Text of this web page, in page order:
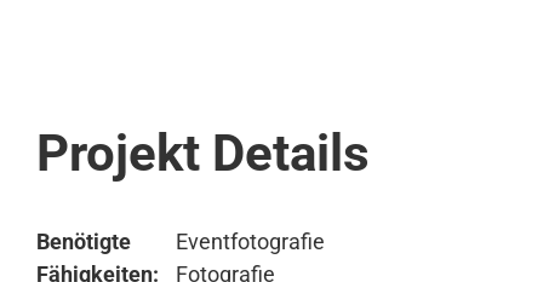
Projekt Details
Benötigte
Fähigkeiten:
Eventfotografie
Fotografie